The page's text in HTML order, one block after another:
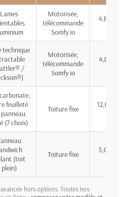
Lames
Motorisée,
télécommande
Somfy io
4,80 × 6,96
technique
/
Motorisée,
télécommande
Somfy io
4,80 × 6,97
feuilleté
(7 choix)
Toiture fixe
12,06 ×
(toit
plein)
Toiture fixe
5,00 × 6,97
hors options. Toutes nos